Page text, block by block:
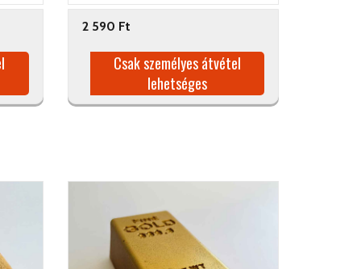
2 590 Ft
Csak személyes átvétel
lehetséges